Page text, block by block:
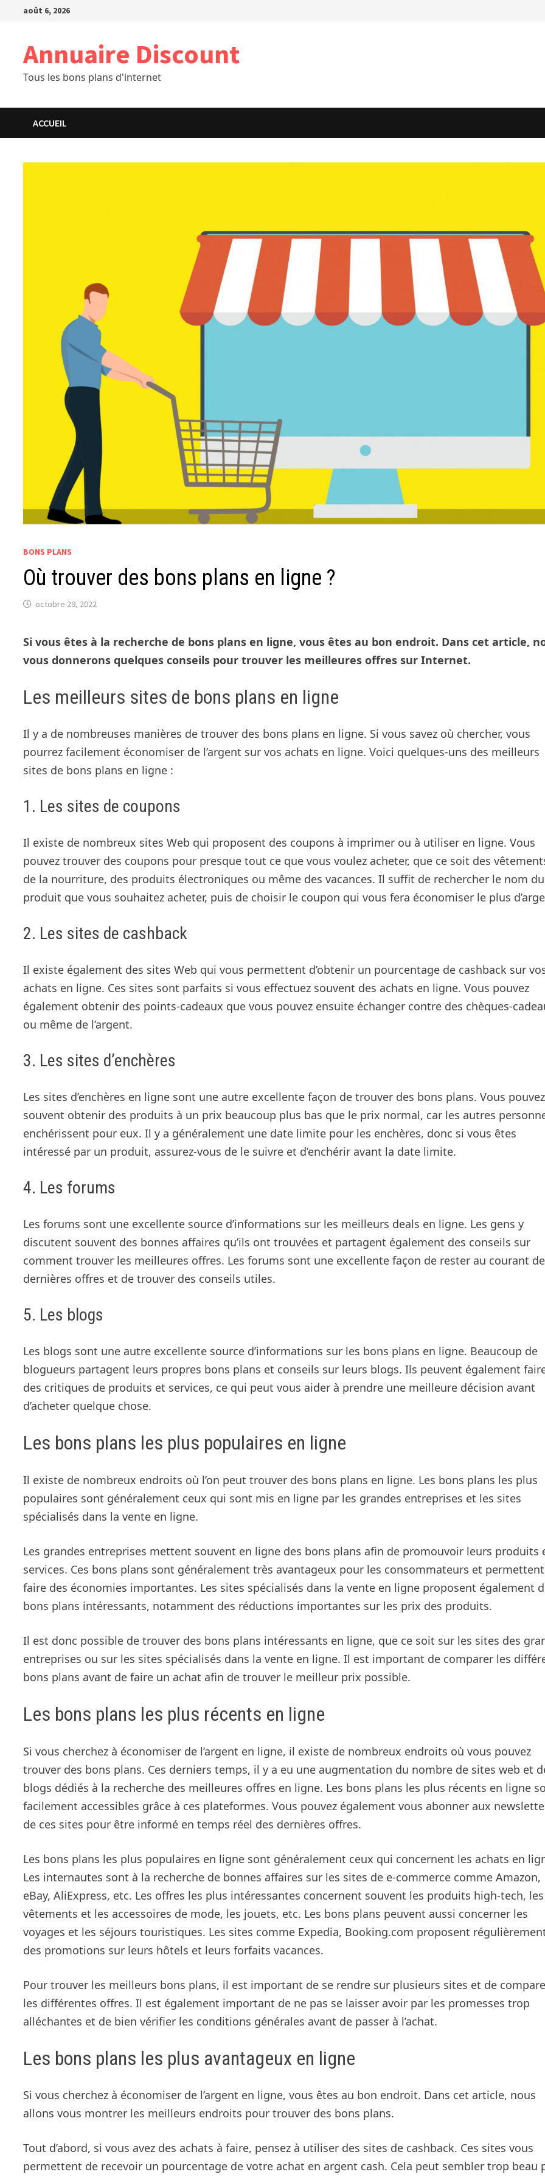
Passeraoût 6, 2026
Annuaire Discount
Tous les bons plans d'internet
ACCUEIL
BONS PLANS
Où trouver des bons plans en ligne ?
octobre 29, 2022
Si vous êtes à la recherche de bons plans en ligne, vous êtes au bon endroit. Dans cet article,
vous donnerons quelques conseils pour trouver les meilleures offres sur Internet.
Les meilleurs sites de bons plans en ligne
Il y a de nombreuses manières de trouver des bons plans en ligne. Si vous savez où chercher, vous
pourrez facilement économiser de l’argent sur vos achats en ligne. Voici quelques-uns des meilleurs
sites de bons plans en ligne :
1. Les sites de coupons
Il existe de nombreux sites Web qui proposent des coupons à imprimer ou à utiliser en ligne. Vous
pouvez trouver des coupons pour presque tout ce que vous voulez acheter, que ce soit des
de la nourriture, des produits électroniques ou même des vacances. Il suffit de rechercher le nom du
produit que vous souhaitez acheter, puis de choisir le coupon qui vous fera économiser le plus
2. Les sites de cashback
Il existe également des sites Web qui vous permettent d’obtenir un pourcentage de cashback sur
achats en ligne. Ces sites sont parfaits si vous effectuez souvent des achats en ligne. Vous pouvez
également obtenir des points-cadeaux que vous pouvez ensuite échanger contre des chèques-
ou même de l’argent.
3. Les sites d’enchères
Les sites d’enchères en ligne sont une autre excellente façon de trouver des bons plans. Vous pouvez
souvent obtenir des produits à un prix beaucoup plus bas que le prix normal, car les autres
enchérissent pour eux. Il y a généralement une date limite pour les enchères, donc si vous êtes
intéressé par un produit, assurez-vous de le suivre et d’enchérir avant la date limite.
4. Les forums
Les forums sont une excellente source d’informations sur les meilleurs deals en ligne. Les gens y
discutent souvent des bonnes affaires qu’ils ont trouvées et partagent également des conseils sur
comment trouver les meilleures offres. Les forums sont une excellente façon de rester au courant
dernières offres et de trouver des conseils utiles.
5. Les blogs
Les blogs sont une autre excellente source d’informations sur les bons plans en ligne. Beaucoup de
blogueurs partagent leurs propres bons plans et conseils sur leurs blogs. Ils peuvent également
des critiques de produits et services, ce qui peut vous aider à prendre une meilleure décision avant
d’acheter quelque chose.
Les bons plans les plus populaires en ligne
Il existe de nombreux endroits où l’on peut trouver des bons plans en ligne. Les bons plans les plus
populaires sont généralement ceux qui sont mis en ligne par les grandes entreprises et les sites
spécialisés dans la vente en ligne.
Les grandes entreprises mettent souvent en ligne des bons plans afin de promouvoir leurs produits
services. Ces bons plans sont généralement très avantageux pour les consommateurs et
faire des économies importantes. Les sites spécialisés dans la vente en ligne proposent également
bons plans intéressants, notamment des réductions importantes sur les prix des produits.
Il est donc possible de trouver des bons plans intéressants en ligne, que ce soit sur les sites des
entreprises ou sur les sites spécialisés dans la vente en ligne. Il est important de comparer les
bons plans avant de faire un achat afin de trouver le meilleur prix possible.
Les bons plans les plus récents en ligne
Si vous cherchez à économiser de l’argent en ligne, il existe de nombreux endroits où vous pouvez
trouver des bons plans. Ces derniers temps, il y a eu une augmentation du nombre de sites web et
blogs dédiés à la recherche des meilleures offres en ligne. Les bons plans les plus récents en ligne
facilement accessibles grâce à ces plateformes. Vous pouvez également vous abonner aux
de ces sites pour être informé en temps réel des dernières offres.
Les bons plans les plus populaires en ligne sont généralement ceux qui concernent les achats en
Les internautes sont à la recherche de bonnes affaires sur les sites de e-commerce comme Amazon,
eBay, AliExpress, etc. Les offres les plus intéressantes concernent souvent les produits high-tech, les
vêtements et les accessoires de mode, les jouets, etc. Les bons plans peuvent aussi concerner les
voyages et les séjours touristiques. Les sites comme Expedia, Booking.com proposent
des promotions sur leurs hôtels et leurs forfaits vacances.
Pour trouver les meilleurs bons plans, il est important de se rendre sur plusieurs sites et de
les différentes offres. Il est également important de ne pas se laisser avoir par les promesses trop
alléchantes et de bien vérifier les conditions générales avant de passer à l’achat.
Les bons plans les plus avantageux en ligne
Si vous cherchez à économiser de l’argent en ligne, vous êtes au bon endroit. Dans cet article, nous
allons vous montrer les meilleurs endroits pour trouver des bons plans.
Tout d’abord, si vous avez des achats à faire, pensez à utiliser des sites de cashback. Ces sites vous
permettent de recevoir un pourcentage de votre achat en argent cash. Cela peut sembler trop beau